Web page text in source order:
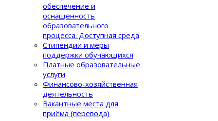
обеспечение и
оснащенность
образовательного
процеcса. Доступная среда
Стипендии и меры
поддержки обучающихся
Платные образовательные
услуги
Финансово-хозяйственная
деятельность
Вакантные места для
приёма (перевода)